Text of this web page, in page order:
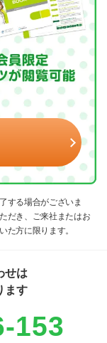
する場合がございま
だき、ご来社またはお
た方に限ります。
せは
ます
153